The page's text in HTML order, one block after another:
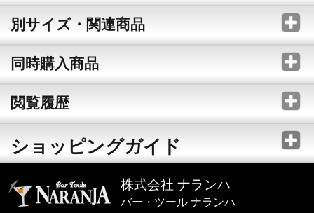
別サイズ・関連商品
同時購入商品
閲覧履歴
ショッピングガイド
株式会社 ナランハ
バー・ツール ナランハ